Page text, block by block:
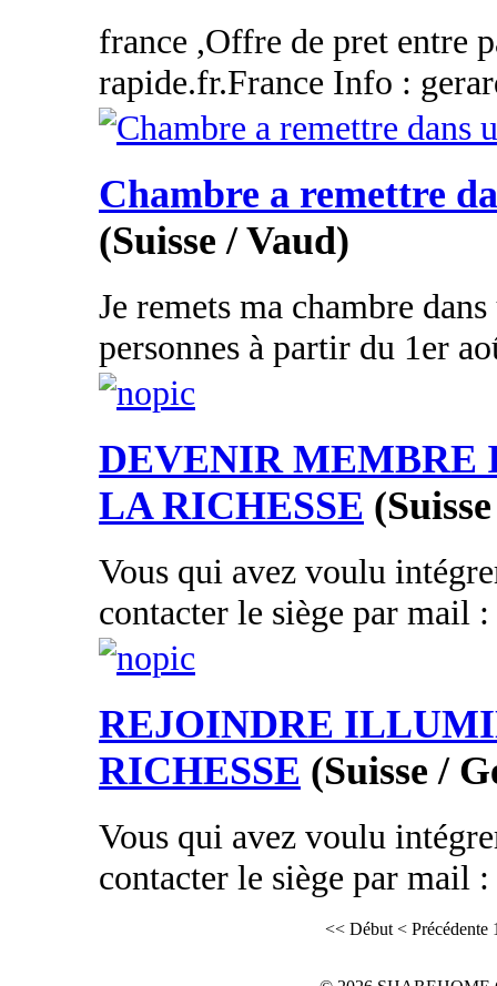
france ,Offre de pret entre
rapide.fr.France Info :
Chambre a remettre
(Suisse / Vaud)
Je remets ma chambre
personnes à partir du 1er
DEVENIR
LA RICHESSE
Vous qui avez voulu
contacter le siège par mail
REJOINDRE
RICHESSE (Suisse /
Vous qui avez voulu
contacter le siège par mail
<< Début < Précédente